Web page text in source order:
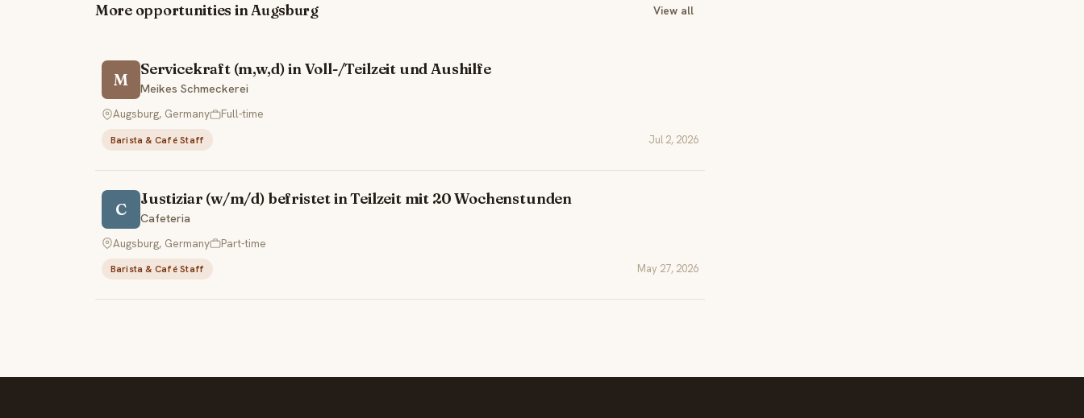
More opportunities in Augsburg View all
M
Servicekraft (m,w,d) in Voll-/Teilzeit und Aushilfe
Meikes Schmeckerei
Augsburg, Germany
Full-time
Barista & Café Staff Jul 2, 2026
C
Justiziar (w/m/d) befristet in Teilzeit mit 20 Wochenstunden
Cafeteria
Augsburg, Germany
Part-time
Barista & Café Staff May 27, 2026